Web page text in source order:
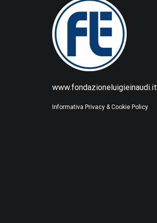
www.fondazioneluigieinaudi.it
Informativa Privacy & Cookie Policy